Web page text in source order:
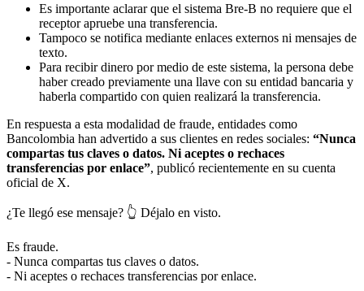
Es importante aclarar que el sistema Bre-B no requiere que el
receptor apruebe una transferencia.
Tampoco se notifica mediante enlaces externos ni mensajes de
texto.
Para recibir dinero por medio de este sistema, la persona debe
haber creado previamente una llave con su entidad bancaria y
haberla compartido con quien realizará la transferencia.
En respuesta a esta modalidad de fraude, entidades como
Bancolombia han advertido a sus clientes en redes sociales: “Nunca
compartas tus claves o datos. Ni aceptes o rechaces
transferencias por enlace”, publicó recientemente en su cuenta
oficial de X.
¿Te llegó ese mensaje? 👆 Déjalo en visto.
Es fraude.
- Nunca compartas tus claves o datos.
- Ni aceptes o rechaces transferencias por enlace.